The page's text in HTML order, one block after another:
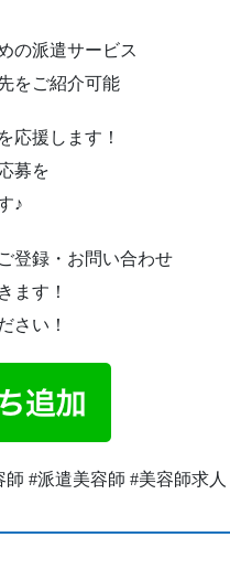
の派遣サービス
をご紹介可能
応援します！
募を
♪
登録・お問い合わせ
ます！
さい！
師 #派遣美容師 #美容師求